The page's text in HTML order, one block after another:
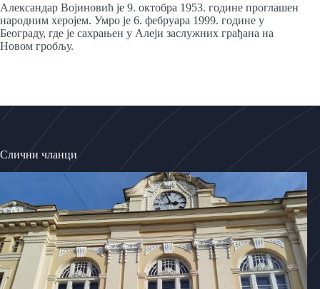
Александар Војиновић је 9. октобра 1953. године проглашен
народним херојем. Умро је 6. фебруара 1999. године у
Београду, где је сахрањен у Алеји заслужних грађана на
Новом гробљу.
Слични чланци